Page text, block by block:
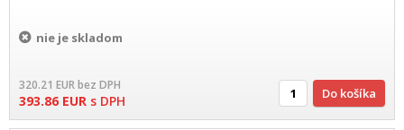
nie je skladom
320.21 EURbez DPH
393.86 EUR s DPH Do košíka